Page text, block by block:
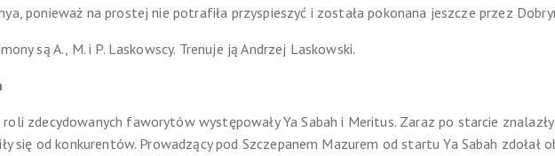
ponieważ na prostej nie potrafiła przyspieszyć i została pokonana jeszcze przez
są A., M. i P. Laskowscy. Trenuje ją Andrzej Laskowski.
zdecydowanych faworytów występowały Ya Sabah i Meritus. Zaraz po starcie
się od konkurentów. Prowadzący pod Szczepanem Mazurem od startu Ya Sabah zdołał